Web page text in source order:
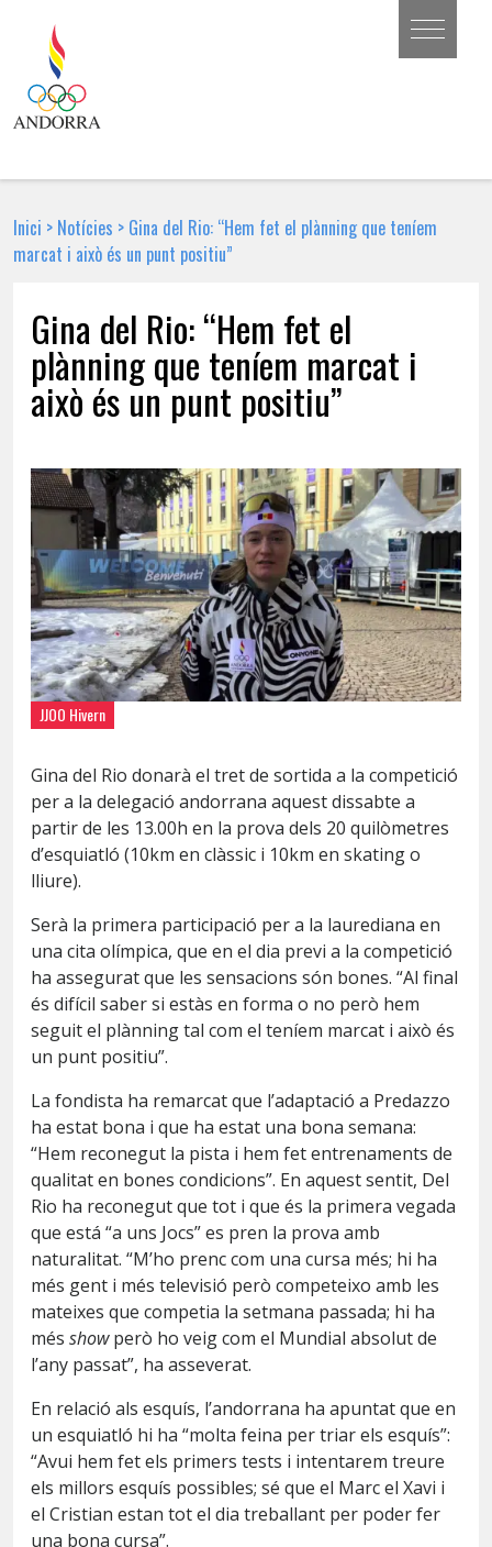
Inici > Notícies > Gina del Rio: “Hem fet el plànning que teníem
marcat i això és un punt positiu”
Gina del Rio: “Hem fet el
plànning que teníem marcat i
això és un punt positiu”
JJOO Hivern
Gina del Rio donarà el tret de sortida a la competició
per a la delegació andorrana aquest dissabte a
partir de les 13.00h en la prova dels 20 quilòmetres
d’esquiatló (10km en clàssic i 10km en skating o
lliure).
Serà la primera participació per a la laurediana en
una cita olímpica, que en el dia previ a la competició
ha assegurat que les sensacions són bones. “Al final
és difícil saber si estàs en forma o no però hem
seguit el plànning tal com el teníem marcat i això és
un punt positiu”.
La fondista ha remarcat que l’adaptació a Predazzo
ha estat bona i que ha estat una bona semana:
“Hem reconegut la pista i hem fet entrenaments de
qualitat en bones condicions”. En aquest sentit, Del
Rio ha reconegut que tot i que és la primera vegada
que está “a uns Jocs” es pren la prova amb
naturalitat. “M’ho prenc com una cursa més; hi ha
més gent i més televisió però competeixo amb les
mateixes que competia la setmana passada; hi ha
més showperò ho veig com el Mundial absolut de
l’any passat”, ha asseverat.
En relació als esquís, l’andorrana ha apuntat que en
un esquiatló hi ha “molta feina per triar els esquís”:
“Avui hem fet els primers tests i intentarem treure
els millors esquís possibles; sé que el Marc el Xavi i
el Cristian estan tot el dia treballant per poder fer
una bona cursa”.